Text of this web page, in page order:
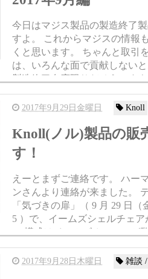
今日はマジス製品の製造終了
すよ。 これからマジスの情報もここで増えてい
くと思います。 ちゃんと取引を始めたからに
は、いろんな面で貢献しないと。 以下の製
製造終了在庫限りだそうですよ。 Pebbles HP
p://www.m...
2017年9月29日金曜日 Knoll
Knoll(ノル)製品の販
す！
えーとまずご連絡です。 ハーマンミラージャパ
ンさんより連絡が来ました。 テレビ朝日系列
「気づきの扉」（ 9 月 29 日（
5 ）で、イームズシェルチェ
（ 構成はイームズオフィスが監修） ハー
ラーストアで撮影した...
2017年9月28日木曜日 雑談